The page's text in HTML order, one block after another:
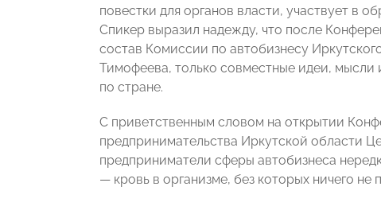
повестки для органов власти, участвует в
Спикер выразил надежду, что после
состав Комиссии по автобизнесу
Тимофеева, только совместные идеи, мысли
по стране.
С приветственным словом на открытии
предпринимательства Иркутской области
предприниматели сферы автобизнеса
— кровь в организме, без которых ничего не